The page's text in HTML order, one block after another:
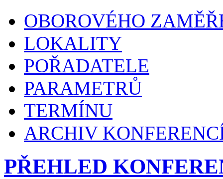
OBOROVÉHO
LOKALITY
POŘADATELE
PARAMETRŮ
TERMÍNU
ARCHIV
PŘEHLED